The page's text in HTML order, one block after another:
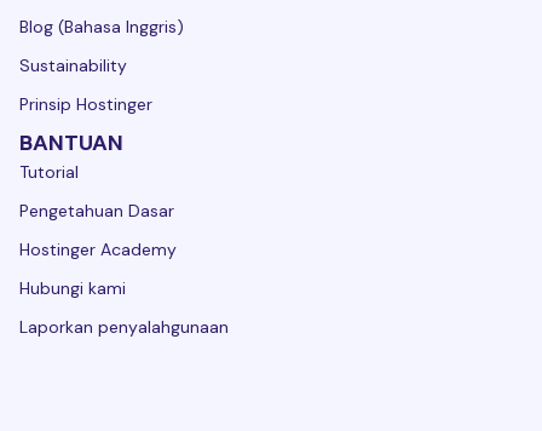
Blog (Bahasa Inggris)
Sustainability
Prinsip Hostinger
BANTUAN
Tutorial
Pengetahuan Dasar
Hostinger Academy
Hubungi kami
Laporkan penyalahgunaan